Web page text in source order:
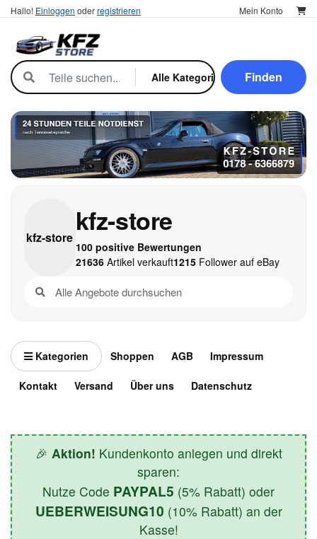
Hallo! Einloggen oderregistrieren Mein Konto
Finden
kfz-store
kfz-store
100 positive Bewertungen
21636Artikel verkauft1215Follower auf eBay
Kategorien Shoppen AGB Impressum
Kontakt Versand Über uns Datenschutz
🎉 Aktion! Kundenkonto anlegen und direkt
sparen:
Nutze Code PAYPAL5 (5% Rabatt) oder
UEBERWEISUNG10 (10% Rabatt) an der
Kasse!